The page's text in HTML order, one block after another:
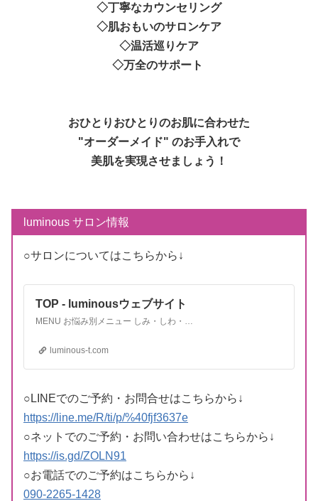
◇丁寧なカウンセリング
◇肌おもいのサロンケア
◇温活巡りケア
◇万全のサポート
おひとりおひとりのお肌に合わせた
"オーダーメイド" のお手入れで
美肌を実現させましょう！
luminous サロン情報
○サロンについてはこちらから↓
TOP - luminousウェブサイト
luminous-t.com
○LINEでのご予約・お問合せはこちらから↓
https://line.me/R/ti/p/%40fjf3637e
○ネットでのご予約・お問い合わせはこちらから↓
https://is.gd/ZOLN91
○お電話でのご予約はこちらから↓
090-2265-1428